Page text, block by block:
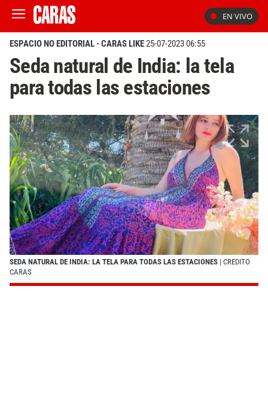
EN VIVO
ESPACIO NO EDITORIAL - CARAS LIKE25-07-2023 06:55
Seda natural de India: la tela
para todas las estaciones
SEDA NATURAL DE INDIA: LA TELA PARA TODAS LAS ESTACIONES | CREDITO
CARAS